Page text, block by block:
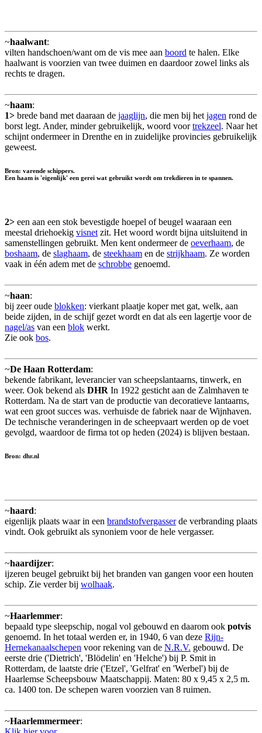
~haalwant:
vilten handschoen/want om de vis mee aan boord te halen. Elke
haalwant is voorzien van twee duimen en daardoor zowel links als
rechts te dragen.
~haam:
1> brede band met daaraan de jaaglijn, die men bij het jagen rond de
borst legt. Ander, minder gebruikelijk, woord voortrekzeel. Naar het
schijnt ondermeer in Drenthe en in zuidelijke provincies gebruikelijk
geweest.
Bron: varende schippers.
Een haam is 'eigenlijk' een gerei wat gebruikt wordt om trekdieren in te spannen.
2> een aan een stok bevestigde hoepel of beugel waaraan een
meestal driehoekig visnet zit. Het woord wordt bijna uitsluitend in
samenstellingen gebruikt. Men kent ondermeer de oeverhaam, de
boshaam, de slaghaam, de steekhaam en de strijkhaam. Ze worden
vaak in één adem met de schrobbe genoemd.
~haan:
bij zeer oude blokken: vierkant plaatje koper met gat, welk, aan
beide zijden, in de schijf gezet wordt en dat als een lagertje voor de
nagel/as van een blok werkt.
Zie ook bos.
~De Haan Rotterdam:
bekende fabrikant, leverancier van scheepslantaarns, tinwerk, en
weer. Ook bekend als DHR In 1922 gesticht aan de Zalmhaven te
Rotterdam. Na de start van de productie van decoratieve lantaarns,
wat een groot succes was. verhuisde de fabriek naar de Wijnhaven.
De technische veranderingen in de scheepvaart werden op de voet
gevolgd, waardoor de firma tot op heden (2024) is blijven bestaan.
Bron: dhr.nl
~haard:
eigenlijk plaats waar in een brandstofvergasserde verbranding plaats
vindt. Ook gebruikt als synoniem voor de hele vergasser.
~haardijzer:
ijzeren beugel gebruikt bij het branden van gangen voor een houten
schip. Zie verder bij wolhaak.
~Haarlemmer:
bepaald type sleepschip, nogal vol gebouwd en daarom ook potvis
genoemd. In het totaal werden er, in 1940, 6 van deze Rijn-
Hernekanaalschepen voor rekening van de N.R.V. gebouwd. De
eerste drie ('Dietrich', 'Blödelin' en 'Helche') bij P. Smit in
Rotterdam, de laatste drie ('Etzel', 'Gelfrat' en 'Werbel') bij de
Haarlemse Scheepsbouw Maatschappij. Maten: 80 x 9,45 x 2,5 m.
ca. 1400 ton. De schepen waren voorzien van 8 ruimen.
~Haarlemmermeer: